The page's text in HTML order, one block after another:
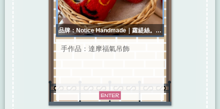
品牌：Notice Handmade｜蘿緹絲。手
手作品：達摩福氣吊飾